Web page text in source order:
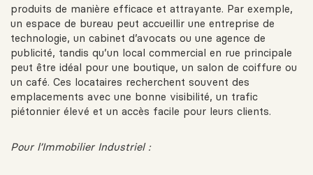
produits de manière efficace et attrayante. Par exemple,
un espace de bureau peut accueillir une entreprise de
technologie, un cabinet d’avocats ou une agence de
publicité, tandis qu’un local commercial en rue principale
peut être idéal pour une boutique, un salon de coiffure ou
un café. Ces locataires recherchent souvent des
emplacements avec une bonne visibilité, un trafic
piétonnier élevé et un accès facile pour leurs clients.
Pour l’Immobilier Industriel :